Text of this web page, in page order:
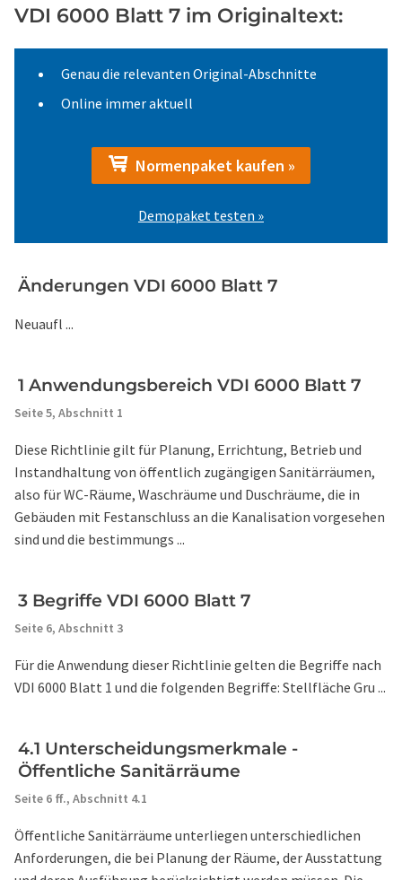
VDI 6000 Blatt 7 im Originaltext:
Genau die relevanten Original-Abschnitte
Online immer aktuell
Normenpaket kaufen »
Demopaket testen »
Änderungen VDI 6000 Blatt 7
Neuaufl ...
1 Anwendungsbereich VDI 6000 Blatt 7
Seite 5, Abschnitt 1
Diese Richtlinie gilt für Planung, Errichtung, Betrieb und
Instandhaltung von öffentlich zugängigen Sanitärräumen,
also für WC-Räume, Waschräume und Duschräume, die in
Gebäuden mit Festanschluss an die Kanalisation vorgesehen
sind und die bestimmungs ...
3 Begriffe VDI 6000 Blatt 7
Seite 6, Abschnitt 3
Für die Anwendung dieser Richtlinie gelten die Begriffe nach
VDI 6000 Blatt 1 und die folgenden Begriffe: Stellfläche Gru ...
4.1 Unterscheidungsmerkmale -
Öffentliche Sanitärräume
Seite 6 ff., Abschnitt 4.1
Öffentliche Sanitärräume unterliegen unterschiedlichen
Anforderungen, die bei Planung der Räume, der Ausstattung